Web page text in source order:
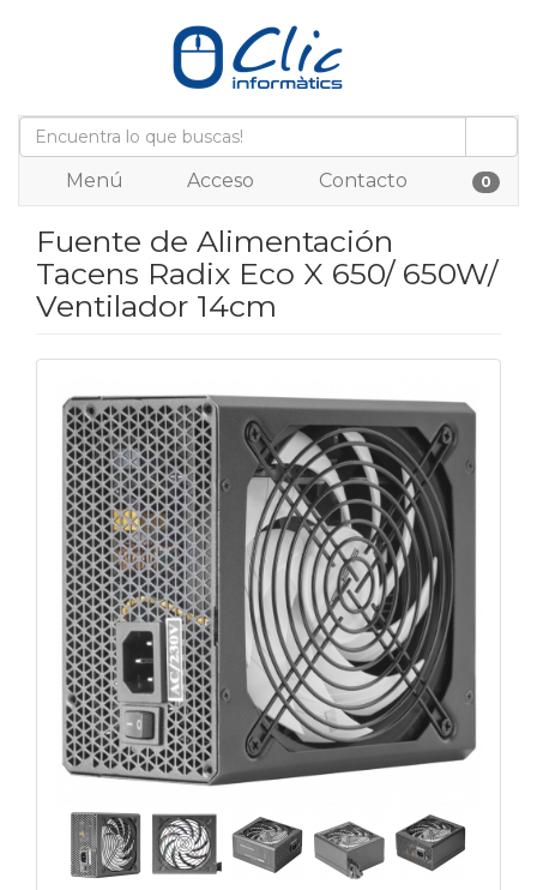
Menú Acceso Contacto 0
Fuente de Alimentación
Tacens Radix Eco X 650/ 650W/
Ventilador 14cm